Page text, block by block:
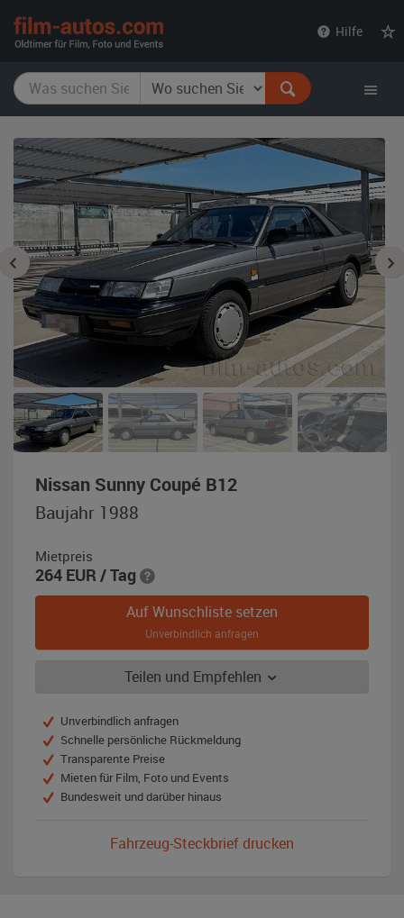
Hilfe
Nissan Sunny Coupé B12,
Baujahr 1988
Mietpreis
264 EUR / Tag
Auf Wunschliste setzen
Unverbindlich anfragen
Teilen und Empfehlen
Unverbindlich anfragen
Schnelle persönliche Rückmeldung
Transparente Preise
Mieten für Film, Foto und Events
Bundesweit und darüber hinaus
Fahrzeug-Steckbrief drucken